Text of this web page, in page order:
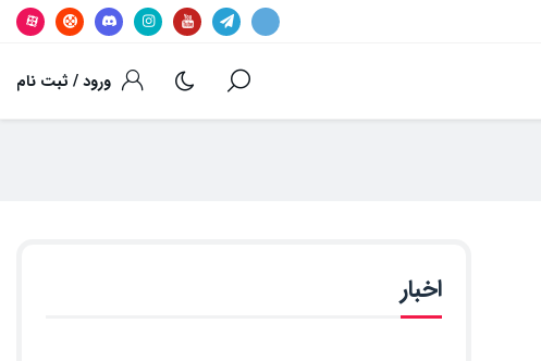
ورود / ثبت نام
اخبار